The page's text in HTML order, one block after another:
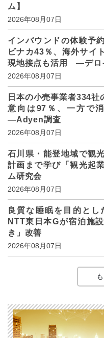
ム】
2026年08月07日
インバウンドの体験予
ビナカ43％、海外サイ
現地接点も活用 ―デロ
2026年08月07日
日本の小売事業者334
意向は97％、一方で
―Adyen調査
2026年08月07日
石川県・能登地域で観
計画まで学び「観光
ム研究会
2026年08月07日
良質な睡眠を目的と
NTT東日本Gが宿泊施
き」改善
2026年08月07日